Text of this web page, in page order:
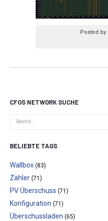
Posted by
CFOS NETWORK SUCHE
BELIEBTE TAGS
Wallbox (83)
Zähler (71)
PV Überschuss (71)
Konfiguration (71)
Überschussladen (65)